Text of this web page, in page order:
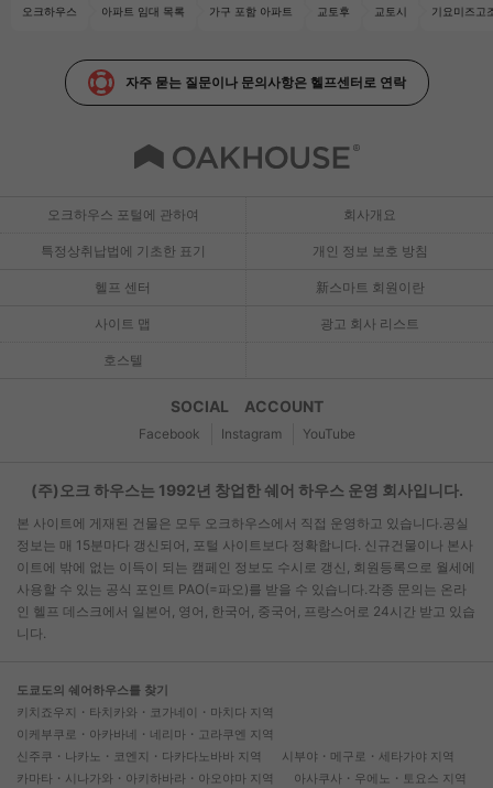
오크하우스 아파트 임대 목록 가구 포함 아파트 교토후 교토시 기요미즈고
자주 묻는 질문이나 문의사항은 헬프센터로 연락
오크하우스 포털에 관하여 회사개요
특정상취납법에 기초한 표기 개인 정보 보호 방침
헬프 센터 新스마트 회원이란
사이트 맵 광고 회사 리스트
호스텔
SOCIAL ACCOUNT
Facebook Instagram YouTube
(주)오크 하우스는 1992년 창업한 쉐어 하우스 운영 회사입니다.
본 사이트에 게재된 건물은 모두 오크하우스에서 직접 운영하고 있습니다.공실
정보는 매 15분마다 갱신되어, 포털 사이트보다 정확합니다. 신규건물이나 본사
이트에 밖에 없는 이득이 되는 캠페인 정보도 수시로 갱신, 회원등록으로 월세에
사용할 수 있는 공식 포인트 PAO(=파오)를 받을 수 있습니다.각종 문의는 온라
인 헬프 데스크에서 일본어, 영어, 한국어, 중국어, 프랑스어로 24시간 받고 있습
니다.
도쿄도의 쉐어하우스를 찾기
키치죠우지・타치카와・코가네이・마치다 지역
이케부쿠로・아카바네・네리마・고라쿠엔 지역
신주쿠・나카노・코엔지・다카다노바바 지역
시부야・메구로・세타가야 지역
카마타・시나가와・아키하바라・아오야마 지역
아사쿠사・우에노・토요스 지역